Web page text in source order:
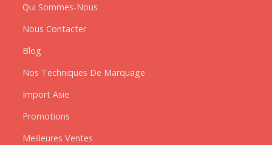
Qui Sommes-Nous
Nous Contacter
Blog
Nos Techniques De Marquage
Import Asie
Promotions
Meilleures Ventes